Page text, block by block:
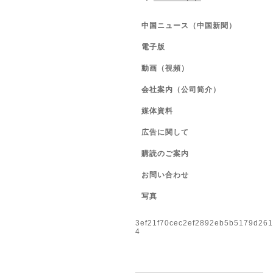
中国ニュース（中国新聞）
電子版
動画（視頻）
会社案内（公司简介）
媒体資料
広告に関して
購読のご案内
お問い合わせ
写真
4